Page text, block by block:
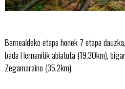
Barnealdeko etapa honek 7 etapa
bada Hernanitik abiatuta (19,30km),
Zegamaraino (35,2km).